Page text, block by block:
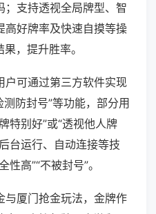
；支持透视全局牌型、智
高好牌率及快速自摸等操
，提升胜率。
户可通过第三方软件实现
测防封号”等功能，部分用
特别好”或“透视他人牌
台运行、自动连接等技
高”“不被封号”。
与厦门抢金玩法，金牌作